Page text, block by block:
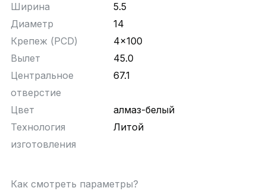
Ширина
5.5
Диаметр
14
Крепеж (PCD)
4x100
Вылет
45.0
Центральное
отверстие
67.1
Цвет
алмаз-белый
Технология
изготовления
Литой
Как смотреть параметры?